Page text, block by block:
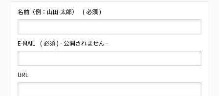
名前（例：山田 太郎） ( 必須 )
E-MAIL ( 必須 ) - 公開されません -
URL